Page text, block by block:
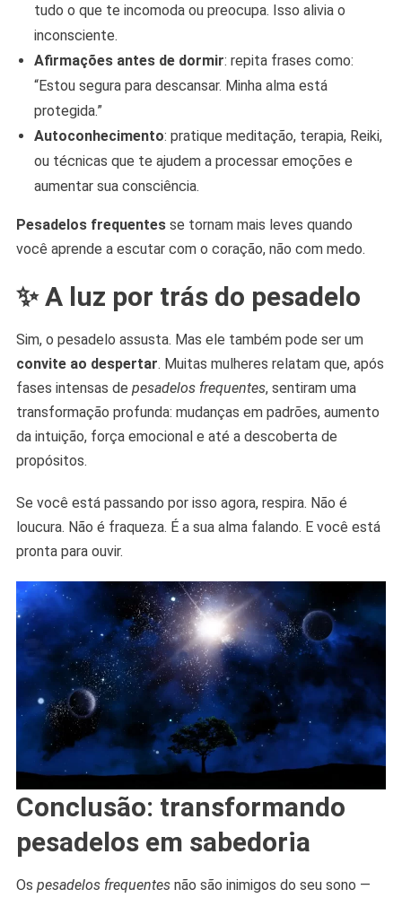
tudo o que te incomoda ou preocupa. Isso alivia o
inconsciente.
Afirmações antes de dormir: repita frases como:
“Estou segura para descansar. Minha alma está
protegida.”
Autoconhecimento: pratique meditação, terapia, Reiki,
ou técnicas que te ajudem a processar emoções e
aumentar sua consciência.
Pesadelos frequentesse tornam mais leves quando
você aprende a escutar com o coração, não com medo.
✨ A luz por trás do pesadelo
Sim, o pesadelo assusta. Mas ele também pode ser um
convite ao despertar. Muitas mulheres relatam que, após
fases intensas de pesadelos frequentes, sentiram uma
transformação profunda: mudanças em padrões, aumento
da intuição, força emocional e até a descoberta de
propósitos.
Se você está passando por isso agora, respira. Não é
loucura. Não é fraqueza. É a sua alma falando. E você está
pronta para ouvir.
Conclusão: transformando
pesadelos em sabedoria
Os pesadelos frequentesnão são inimigos do seu sono —